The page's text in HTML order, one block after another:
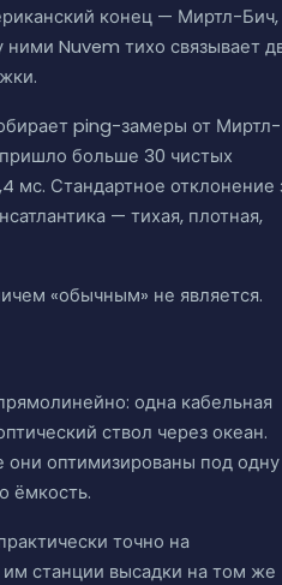
конец — Миртл-Бич,
Nuvem тихо связывает
ping-замеры от Миртл-
больше 30 чистых
мс. Стандартное отклонение
— тихая, плотная,
«обычным» не является.
одна кабельная
ствол через океан.
они оптимизированы под одну
ёмкость.
точно на
станции высадки на том же